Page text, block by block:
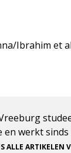
Ibrahim et
en werkt
ALLE ARTIKELEN